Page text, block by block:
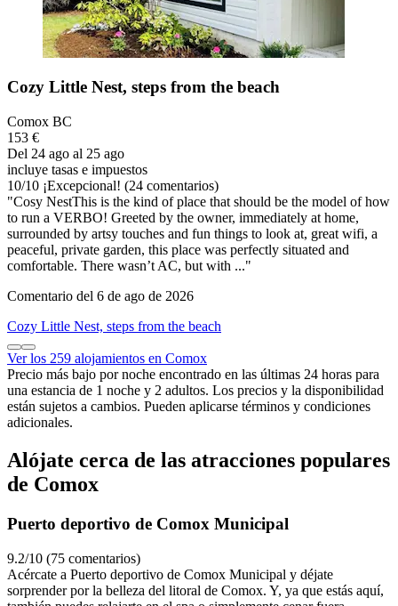
Cozy Little Nest, steps from the beach
Comox BC
153 €
Del 24 ago al 25 ago
incluye tasas e impuestos
10/10 ¡Excepcional! (24 comentarios)
"Cosy NestThis is the kind of place that should be the model of how
to run a VERBO! Greeted by the owner, immediately at home,
surrounded by artsy touches and fun things to look at, great wifi, a
peaceful, private garden, this place was perfectly situated and
comfortable. There wasn’t AC, but with ..."
Comentario del 6 de ago de 2026
Cozy Little Nest, steps from the beach
Ver los 259 alojamientos en Comox
Precio más bajo por noche encontrado en las últimas 24 horas para
una estancia de 1 noche y 2 adultos. Los precios y la disponibilidad
están sujetos a cambios. Pueden aplicarse términos y condiciones
adicionales.
Alójate cerca de las atracciones populares
de Comox
Puerto deportivo de Comox Municipal
9.2/10 (75 comentarios)
Acércate a Puerto deportivo de Comox Municipal y déjate
sorprender por la belleza del litoral de Comox. Y, ya que estás aquí,